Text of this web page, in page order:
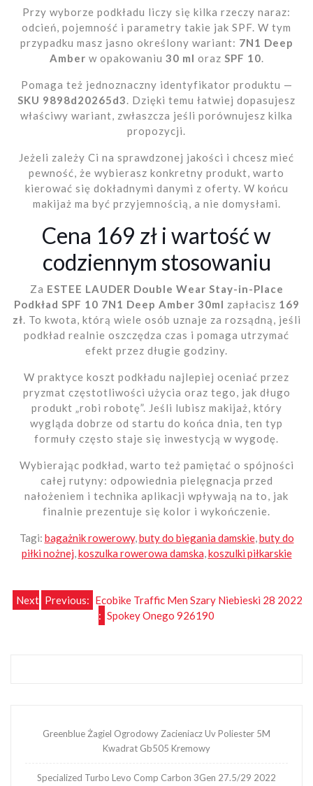
Przy wyborze podkładu liczy się kilka rzeczy naraz:
odcień, pojemność i parametry takie jak SPF. W tym
przypadku masz jasno określony wariant: 7N1 Deep
Amber w opakowaniu 30 ml oraz SPF 10.
Pomaga też jednoznaczny identyfikator produktu —
SKU 9898d20265d3. Dzięki temu łatwiej dopasujesz
właściwy wariant, zwłaszcza jeśli porównujesz kilka
propozycji.
Jeżeli zależy Ci na sprawdzonej jakości i chcesz mieć
pewność, że wybierasz konkretny produkt, warto
kierować się dokładnymi danymi z oferty. W końcu
makijaż ma być przyjemnością, a nie domysłami.
Cena 169 zł i wartość w
codziennym stosowaniu
Za ESTEE LAUDER Double Wear Stay-in-Place
Podkład SPF 10 7N1 Deep Amber 30ml zapłacisz 169
zł. To kwota, którą wiele osób uznaje za rozsądną, jeśli
podkład realnie oszczędza czas i pomaga utrzymać
efekt przez długie godziny.
W praktyce koszt podkładu najlepiej oceniać przez
pryzmat częstotliwości użycia oraz tego, jak długo
produkt „robi robotę”. Jeśli lubisz makijaż, który
wygląda dobrze od startu do końca dnia, ten typ
formuły często staje się inwestycją w wygodę.
Wybierając podkład, warto też pamiętać o spójności
całej rutyny: odpowiednia pielęgnacja przed
nałożeniem i technika aplikacji wpływają na to, jak
finalnie prezentuje się kolor i wykończenie.
Tagi: bagażnik rowerowy,buty do biegania damskie,buty do
piłki nożnej,koszulka rowerowa damska,koszulki piłkarskie
Nawigacja
Previous: Ecobike Traffic Men Szary Niebieski 28 2022
Next
: Spokey Onego 926190
Greenblue Żagiel Ogrodowy Zacieniacz Uv Poliester 5M
Kwadrat Gb505 Kremowy
Specialized Turbo Levo Comp Carbon 3Gen 27.5/29 2022